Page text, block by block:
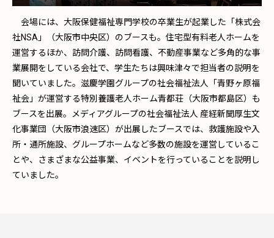
会場には、大阪保健福祉専門学校の卒業生が起業した「株式会
社NSA」（大阪市中央区）のブースも。住宅型有料老人ホームを
運営するほか、訪問介護、訪問看護、不動産事業など多角的な事
業展開をしている会社で、学生たちは興味津々で担当者の説明を
聞いていました。滋慶学園グループの社会福祉法人「青野ヶ原福
祉会」が運営する特別養護老人ホーム青都荘（大阪市都島区）も
ブースを出展。メディアグループの社会福祉法人 産経新聞厚生文
化事業団（大阪市浪速区）が出展したブースでは、救護施設や入
所・通所施設、グループホームなど多数の施設を運営しているこ
とや、さまざまな公益事業、イベントを行っていることを説明し
ていました。